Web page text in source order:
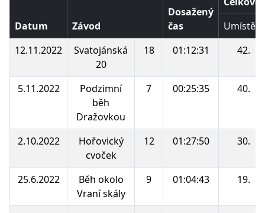
Datum Závod
Dosažený
čas
Umístění
12.11.2022
Svatojánská
20
18 01:12:31 42.
5.11.2022
Podzimní
běh
Dražovkou
7 00:25:35 40.
2.10.2022
Hořovický
cvoček
12 01:27:50 30.
25.6.2022
Běh okolo
Vraní skály
9 01:04:43 19.